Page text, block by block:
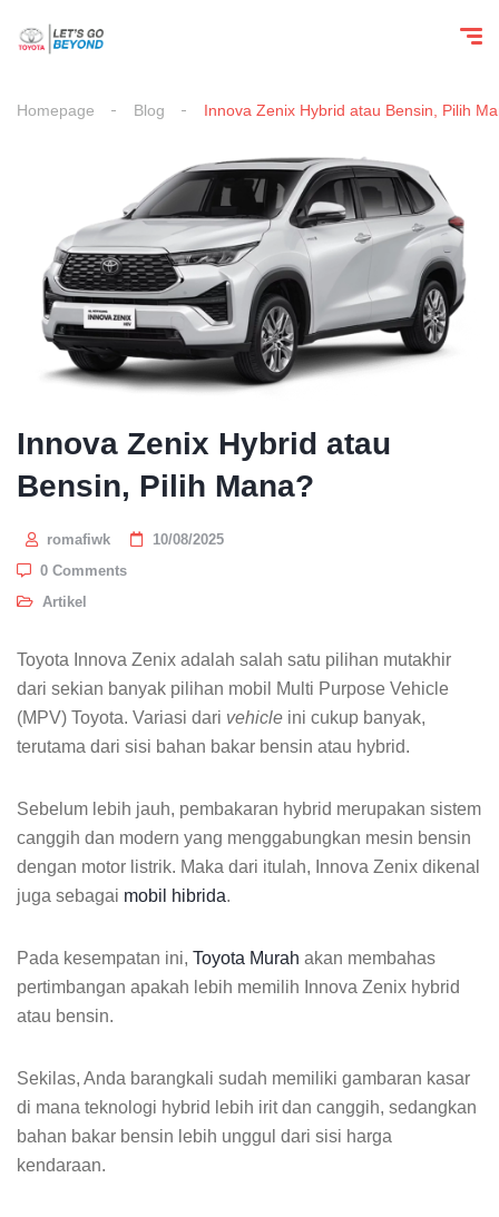
Homepage Blog Innova Zenix Hybrid atau Bensin, Pilih
Innova Zenix Hybrid atau
Bensin, Pilih Mana?
romafiwk
10/08/2025
0 Comments
Artikel
Toyota Innova Zenix adalah salah satu pilihan mutakhir
dari sekian banyak pilihan mobil Multi Purpose Vehicle
(MPV) Toyota. Variasi dari vehicle ini cukup banyak,
terutama dari sisi bahan bakar bensin atau hybrid.
Sebelum lebih jauh, pembakaran hybrid merupakan sistem
canggih dan modern yang menggabungkan mesin bensin
dengan motor listrik. Maka dari itulah, Innova Zenix dikenal
juga sebagai mobil hibrida.
Pada kesempatan ini, Toyota Murah akan membahas
pertimbangan apakah lebih memilih Innova Zenix hybrid
atau bensin.
Sekilas, Anda barangkali sudah memiliki gambaran kasar
di mana teknologi hybrid lebih irit dan canggih, sedangkan
bahan bakar bensin lebih unggul dari sisi harga
kendaraan.